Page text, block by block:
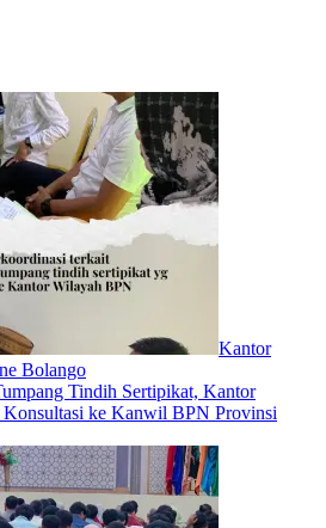
Kantor
Bolango
Tindih Sertipikat, Kantor
Konsultasi ke Kanwil BPN Provinsi